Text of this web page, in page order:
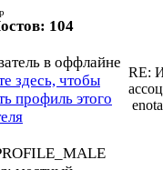
104
RE: